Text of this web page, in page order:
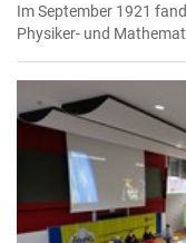
Im September 1921
Physiker- und